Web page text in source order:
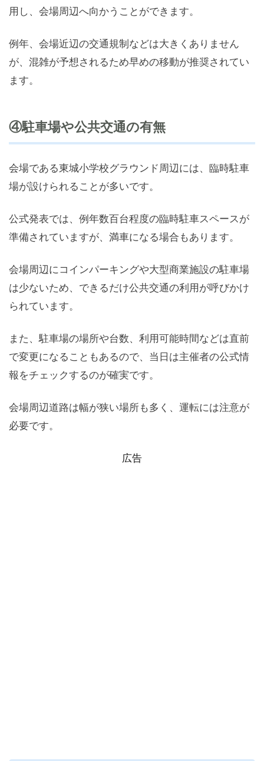
用し、会場周辺へ向かうことができます。
例年、会場近辺の交通規制などは大きくありません
が、混雑が予想されるため早めの移動が推奨されてい
ます。
④駐車場や公共交通の有無
会場である東城小学校グラウンド周辺には、臨時駐車
場が設けられることが多いです。
公式発表では、例年数百台程度の臨時駐車スペースが
準備されていますが、満車になる場合もあります。
会場周辺にコインパーキングや大型商業施設の駐車場
は少ないため、できるだけ公共交通の利用が呼びかけ
られています。
また、駐車場の場所や台数、利用可能時間などは直前
で変更になることもあるので、当日は主催者の公式情
報をチェックするのが確実です。
会場周辺道路は幅が狭い場所も多く、運転には注意が
必要です。
広告